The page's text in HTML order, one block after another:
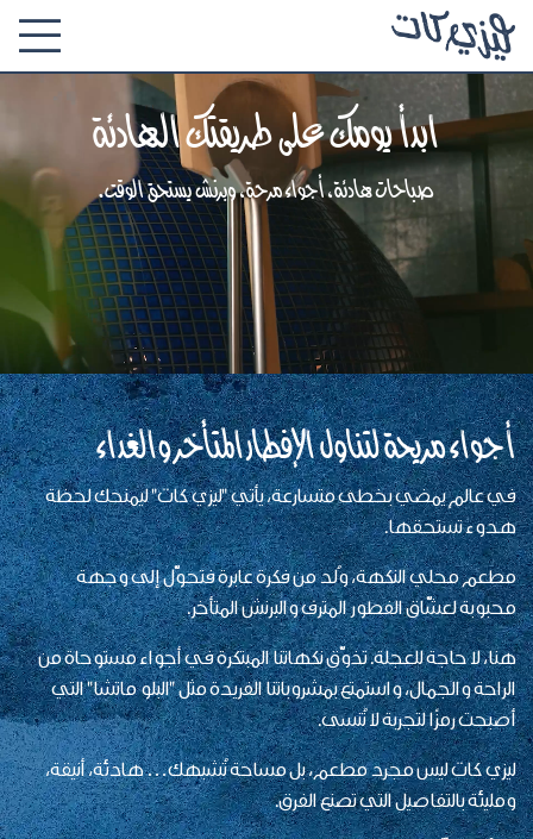
ابدأ يومك على طريقتك الهادئة
صباحات هادئة، أجواء مرحة، وبرنش يستحق الوقت.
أجواء مريحة لتناول الإفطار المتأخر والغداء
في عالمٍ يمضي بخطى متسارعة، يأتي "ليزي كات" ليمنحك لحظة
هدوء تستحقها.
مطعم محلي النكهة، وُلد من فكرة عابرة فتحوّل إلى وجهة
محبوبة لعشّاق الفطور المترف والبرنش المتأخر.
هنا، لا حاجة للعجلة. تذوّق نكهاتنا المبتكرة في أجواء مستوحاة من
الراحة والجمال، واستمتع بمشروباتنا الفريدة مثل "البلو ماتشا" التي
أصبحت رمزًا لتجربة لا تُنسى.
ليزي كات ليس مجرد مطعم، بل مساحة تُشبهك… هادئة، أنيقة،
ومليئة بالتفاصيل التي تصنع الفرق.